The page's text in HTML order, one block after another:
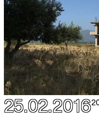
23.06
FOR THE EAR
22:30
film screening
25.02.2016